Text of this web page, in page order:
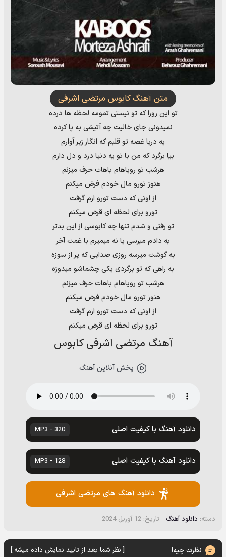
متن آهنگ کابوس مرتضی اشرفی
تو این روزا که تو نیستی تمومه لحظه ها درده
نمیدونی جای خالیت چه آتیشی به پا کرده
یه دریا غصه تو قلبم که انگار زیر آوارم
بیا برگرد که من با تو یه دنیا درد و دل دارم
هرشب تو رویاهام باهات حرف میزنم
هنوز تورو مال خودم فرض میکنم
از اونی که دست تورو ازم گرفت
تورو برای لحظه ای قرض میکنم
تو رفتی و شدم تنها چه کابوسی از این بدتر
به دادم میرسی یا نه میمیرم با غمت آخر
به گوشت میرسه روزی صدایی که پر از سوزه
به راهی که تو برگردی یکی چشماشو میدوزه
هرشب تو رویاهام باهات حرف میزنم
هنوز تورو مال خودم فرض میکنم
از اونی که دست تورو ازم گرفت
تورو برای لحظه ای قرض میکنم
آهنگ مرتضی اشرفی کابوس
پخش آنلاین آهنگ
دانلود آهنگ با کیفیت اصلی 320 - MP3
دانلود آهنگ با کیفیت اصلی 128 - MP3
دانلود آهنگ های مرتضی اشرفی
دسته: دانلود آهنگ تاریخ: 12 آوریل 2024
نظرت چیه! [ نظر شما بعد از تایید نمایش داده میشه ]